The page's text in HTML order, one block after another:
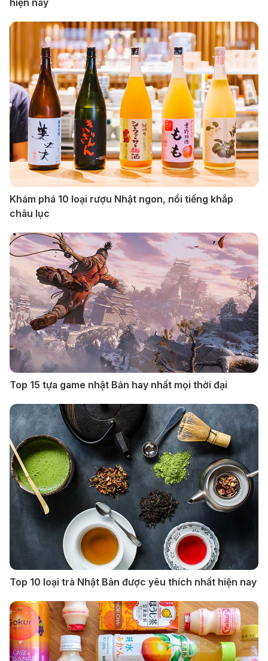
hiện nay
Khám phá 10 loại rượu Nhật ngon, nổi tiếng khắp
châu lục
Top 15 tựa game nhật Bản hay nhất mọi thời đại
Top 10 loại trà Nhật Bản được yêu thích nhất hiện nay